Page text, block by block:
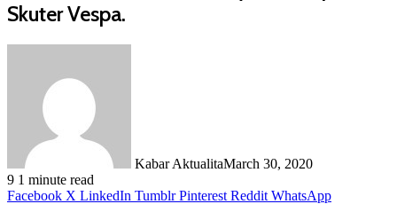
Skuter Vespa.
Kabar AktualitaMarch 30, 2020
9 1 minute read
Facebook X LinkedIn Tumblr Pinterest Reddit WhatsApp